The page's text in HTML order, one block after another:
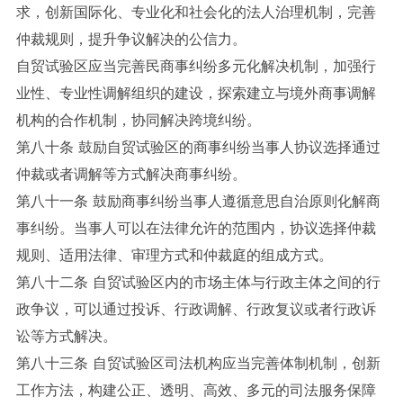
求，创新国际化、专业化和社会化的法人治理机制，完善
仲裁规则，提升争议解决的公信力。
自贸试验区应当完善民商事纠纷多元化解决机制，加强行
业性、专业性调解组织的建设，探索建立与境外商事调解
机构的合作机制，协同解决跨境纠纷。
第八十条 鼓励自贸试验区的商事纠纷当事人协议选择通过
仲裁或者调解等方式解决商事纠纷。
第八十一条 鼓励商事纠纷当事人遵循意思自治原则化解商
事纠纷。当事人可以在法律允许的范围内，协议选择仲裁
规则、适用法律、审理方式和仲裁庭的组成方式。
第八十二条 自贸试验区内的市场主体与行政主体之间的行
政争议，可以通过投诉、行政调解、行政复议或者行政诉
讼等方式解决。
第八十三条 自贸试验区司法机构应当完善体制机制，创新
工作方法，构建公正、透明、高效、多元的司法服务保障